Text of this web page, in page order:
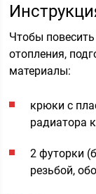
Чтобы
отопления,
материалы:
крюки с
радиатора
2 футорки
резьбой,